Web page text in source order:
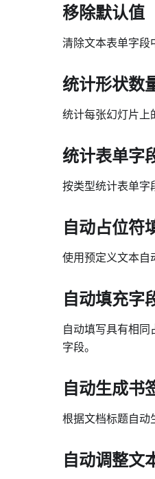
移除默认值
清除文本表单字段
统计形状数
统计每张幻灯片上
统计表单字
按类型统计表单字
自动占位符
使用预定义文本自
自动填充字
自动填写具有相
字段。
自动生成书
根据文档标题自动
自动调整文